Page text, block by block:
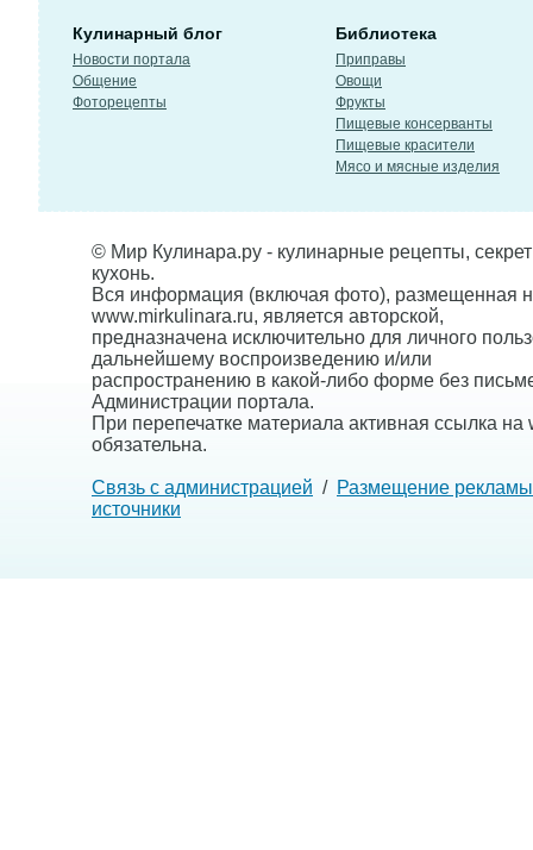
Кулинарный блог
Новости портала
Общение
Фоторецепты
Библиотека
Приправы
Овощи
Фрукты
Пищевые консерванты
Пищевые красители
Мясо и мясные изделия
© Мир Кулинара.ру - кулинарные рецепты,
кухонь.
Вся информация (включая фото), размещенная
www.mirkulinara.ru, является авторской,
предназначена исключительно для личного
дальнейшему воспроизведению и/или
распространению в какой-либо форме без
Администрации портала.
При перепечатке материала активная ссылка на
обязательна.
Связь с администрацией / Размещение рекламы
источники